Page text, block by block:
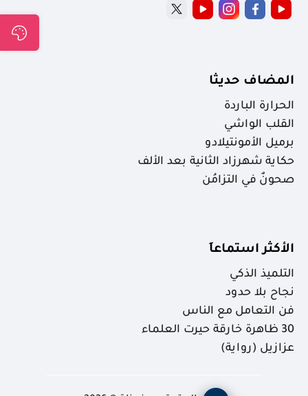
المضاف حديثا
الحرارة الباردة
القلب الواشي
برميل الأمونتيلادو
حكاية شهرزاد الثانية بعد الألف
صحونٌ في التزامُن
الأكثر استماعاَ
التلميذ الذكي
نجاح بلا حدود
فن التعامل مع الناس
30 ظاهرة خارقة حيرت العلماء
عزازيل (رواية)